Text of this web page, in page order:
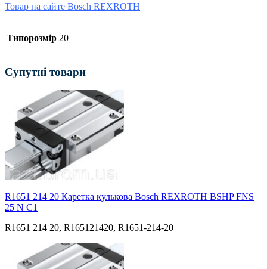
Товар на сайте Bosch REXROTH
Типорозмір 20
Супутні товари
R1651 214 20 Каретка кулькова Bosch REXROTH BSHP FNS
25 N С1
R1651 214 20, R165121420, R1651-214-20